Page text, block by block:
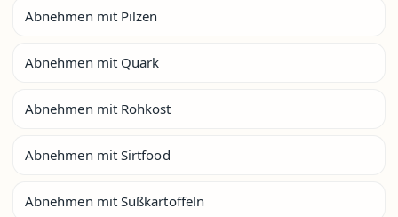
Abnehmen mit Pilzen
Abnehmen mit Quark
Abnehmen mit Rohkost
Abnehmen mit Sirtfood
Abnehmen mit Süßkartoffeln